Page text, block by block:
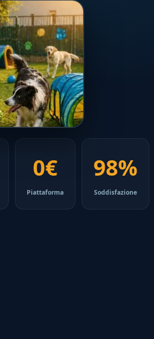
0€
Piattaforma
98%
Soddisfazione